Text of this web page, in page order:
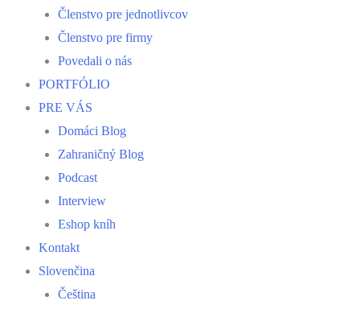
Členstvo pre jednotlivcov
Členstvo pre firmy
Povedali o nás
PORTFÓLIO
PRE VÁS
Domáci Blog
Zahraničný Blog
Podcast
Interview
Eshop kníh
Kontakt
Slovenčina
Čeština